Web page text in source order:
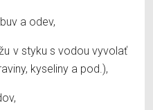
a odev,
v styku s vodou vyvolať
kyseliny a pod.),